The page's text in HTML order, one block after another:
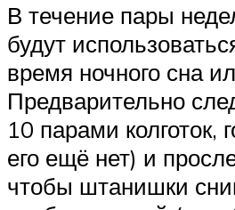
В течение пары
будут
время ночного сна
Предварительно
10 парами колготок,
его ещё нет) и
чтобы штанишки